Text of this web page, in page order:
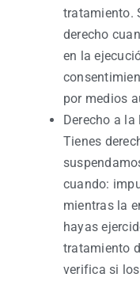
tratamiento.
derecho
en la
por medios
Derecho a
Tienes
cuando:
mientras la
hayas
tratamiento
verifica si